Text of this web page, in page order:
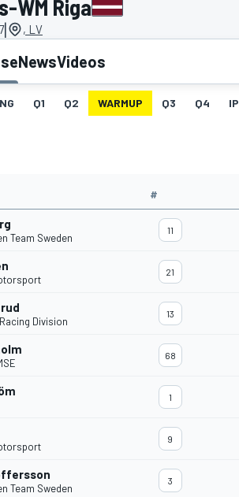
WM Riga
| , LV
NewsVideos
Q1 Q2 WARMUP Q3 Q4 IP
#
Team Sweden
11
21
Division
13
68
1
9
Team Sweden
3